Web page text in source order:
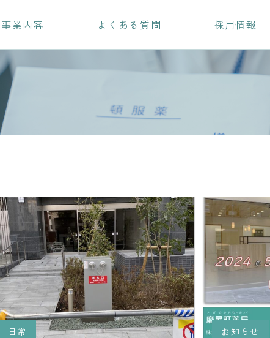
事業内容 よくある質問 採用情報
日常 お知らせ